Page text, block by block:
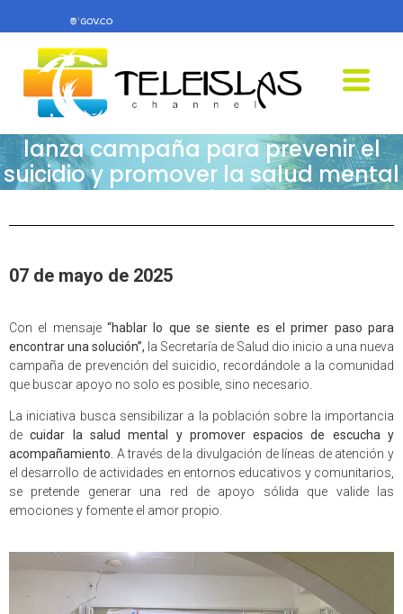
Teleislas News -Secretaría de Salud
lanza campaña para prevenir el
suicidio y promover la salud mental
en la comunidad isleña
07 de mayo de 2025
Con el mensaje “hablar lo que se siente es el primer paso para
encontrar una solución”, la Secretaría de Salud dio inicio a una nueva
campaña de prevención del suicidio, recordándole a la comunidad
que buscar apoyo no solo es posible, sino necesario.
La iniciativa busca sensibilizar a la población sobre la importancia
de cuidar la salud mental y promover espacios de escucha y
acompañamiento. A través de la divulgación de líneas de atención y
el desarrollo de actividades en entornos educativos y comunitarios,
se pretende generar una red de apoyo sólida que valide las
emociones y fomente el amor propio.